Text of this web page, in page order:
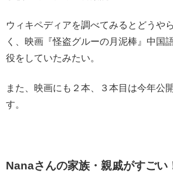
ウィキペディアを調べてみるとどうや
く、映画『怪盗グルーの月泥棒』中国
役をしていたみたい。
また、映画にも２本、
３本目は今年公
す。
Nanaさんの家族・親戚がすごい